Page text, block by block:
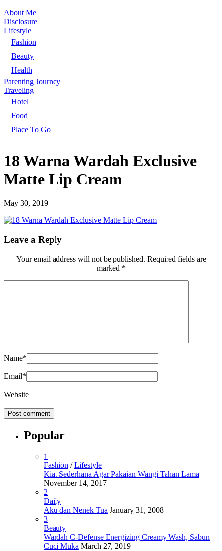
About Me
Disclosure
Lifestyle
Fashion
Beauty
Health
Parenting Journey
Traveling
Hotel
Food
Place To Go
18 Warna Wardah Exclusive
Matte Lip Cream
May 30, 2019
Leave a Reply
Your email address will not be published. Required fields are
marked *
Name*
Email*
Website
Popular
1
Fashion /Lifestyle
Kiat Sederhana Agar Pakaian Wangi Tahan Lama
November 14, 2017
2
Daily
Aku dan Nenek Tua January 31, 2008
3
Beauty
Wardah C-Defense Energizing Creamy Wash, Sabun
Cuci Muka March 27, 2019